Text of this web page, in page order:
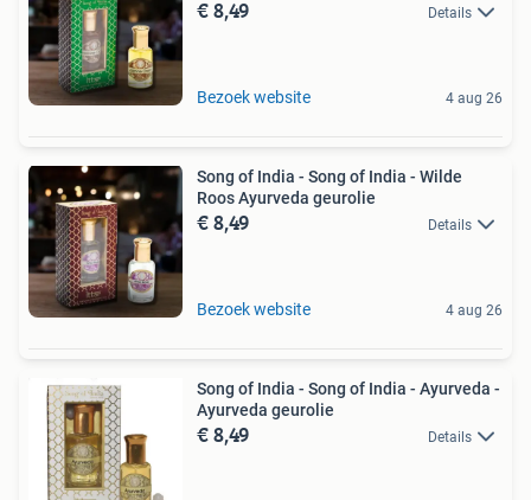
€ 8,49 Details
Bezoek website 4 aug 26
Song of India - Song of India - Wilde
Roos Ayurveda geurolie
€ 8,49 Details
Bezoek website 4 aug 26
Song of India - Song of India - Ayurveda -
Ayurveda geurolie
€ 8,49 Details